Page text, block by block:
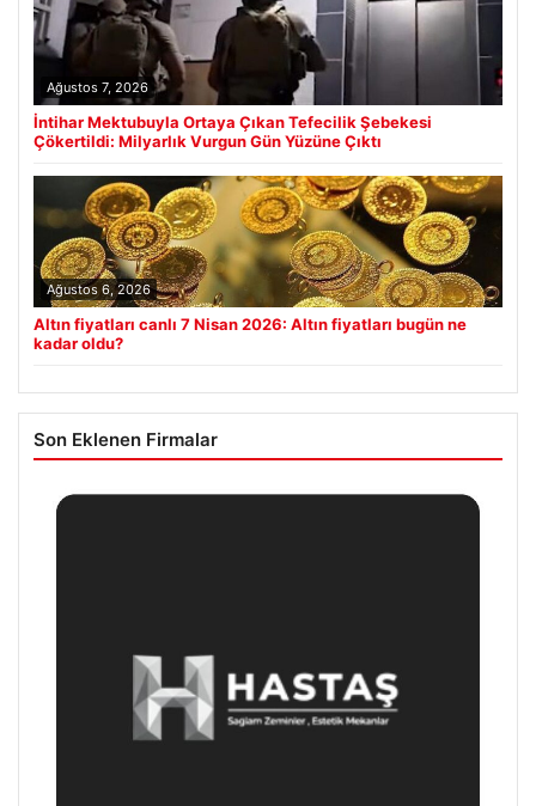
Ağustos 7, 2026
İntihar Mektubuyla Ortaya Çıkan Tefecilik Şebekesi
Çökertildi: Milyarlık Vurgun Gün Yüzüne Çıktı
Ağustos 6, 2026
Altın fiyatları canlı 7 Nisan 2026: Altın fiyatları bugün ne
kadar oldu?
Son Eklenen Firmalar